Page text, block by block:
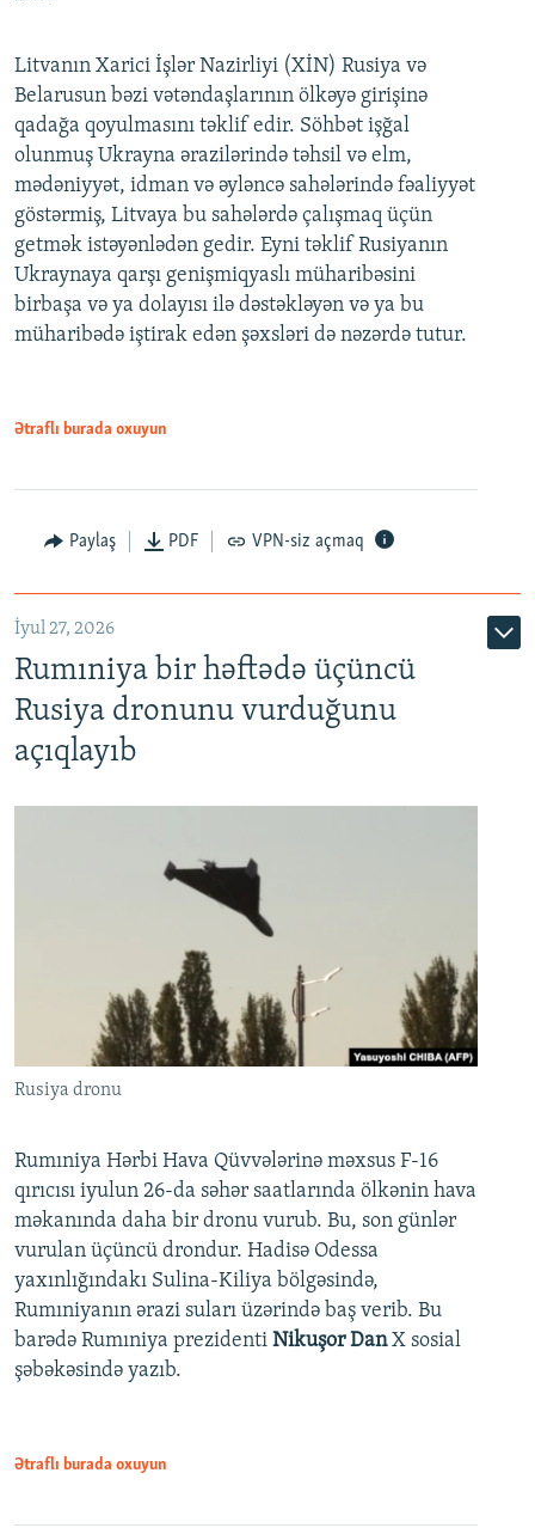
Litvanın Xarici İşlər Nazirliyi (XİN) Rusiya və
Belarusun bəzi vətəndaşlarının ölkəyə girişinə
qadağa qoyulmasını təklif edir. Söhbət işğal
olunmuş Ukrayna ərazilərində təhsil və elm,
mədəniyyət, idman və əyləncə sahələrində fəaliyyət
göstərmiş, Litvaya bu sahələrdə çalışmaq üçün
getmək istəyənlədən gedir. Eyni təklif Rusiyanın
Ukraynaya qarşı genişmiqyaslı müharibəsini
birbaşa və ya dolayısı ilə dəstəkləyən və ya bu
müharibədə iştirak edən şəxsləri də nəzərdə tutur.
Ətraflı burada oxuyun
Paylaş PDF VPN-siz açmaq
İyul 27, 2026
Rumıniya bir həftədə üçüncü
Rusiya dronunu vurduğunu
açıqlayıb
Rusiya dronu
Rumıniya Hərbi Hava Qüvvələrinə məxsus F-16
qırıcısı iyulun 26-da səhər saatlarında ölkənin hava
məkanında daha bir dronu vurub. Bu, son günlər
vurulan üçüncü drondur. Hadisə Odessa
yaxınlığındakı Sulina-Kiliya bölgəsində,
Rumıniyanın ərazi suları üzərində baş verib. Bu
barədə Rumıniya prezidenti Nikuşor DanX sosial
şəbəkəsində yazıb.
Ətraflı burada oxuyun